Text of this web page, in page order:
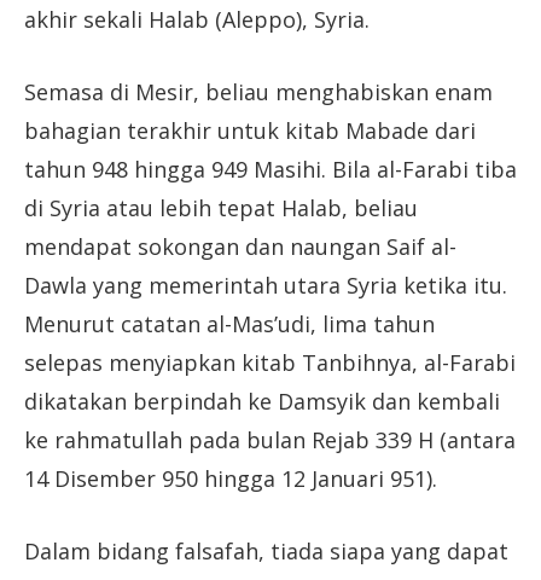
akhir sekali Halab (Aleppo), Syria.
Semasa di Mesir, beliau menghabiskan enam
bahagian terakhir untuk kitab Mabade dari
tahun 948 hingga 949 Masihi. Bila al-Farabi tiba
di Syria atau lebih tepat Halab, beliau
mendapat sokongan dan naungan Saif al-
Dawla yang memerintah utara Syria ketika itu.
Menurut catatan al-Mas’udi, lima tahun
selepas menyiapkan kitab Tanbihnya, al-Farabi
dikatakan berpindah ke Damsyik dan kembali
ke rahmatullah pada bulan Rejab 339 H (antara
14 Disember 950 hingga 12 Januari 951).
Dalam bidang falsafah, tiada siapa yang dapat